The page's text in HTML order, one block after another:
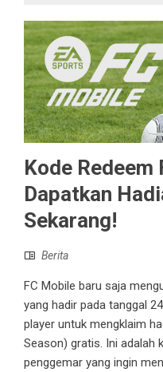
Kode Redeem
Dapatkan
Sekarang!
Berita
FC Mobile baru saja
yang hadir pada tanggal
player untuk mengklaim
Season) gratis. Ini adalah
penggemar yang ingin